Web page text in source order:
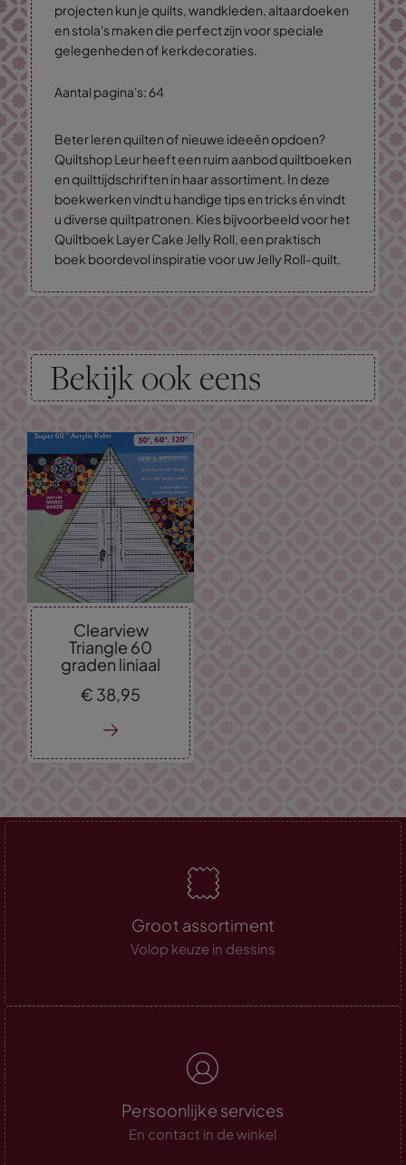
projecten kun je quilts, wandkleden, altaardoeken
en stola's maken die perfect zijn voor speciale
gelegenheden of kerkdecoraties.
Aantal pagina's: 64
Beter leren quilten of nieuwe ideeën opdoen?
Quiltshop Leur heeft een ruim aanbod quiltboeken
en quilttijdschriften in haar assortiment. In deze
boekwerken vindt u handige tips en tricks én vindt
u diverse quiltpatronen. Kies bijvoorbeeld voor het
Quiltboek Layer Cake Jelly Roll, een praktisch
boek boordevol inspiratie voor uw Jelly Roll-quilt.
Bekijk ook eens
Clearview
Triangle 60
graden liniaal
€ 38,95
Groot assortiment
Volop keuze in dessins
Persoonlijke services
En contact in de winkel